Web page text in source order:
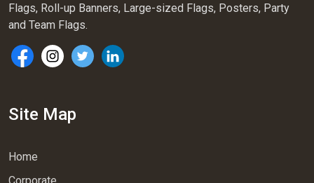
Flags, Roll-up Banners, Large-sized Flags, Posters, Party
and Team Flags.
Site Map
Home